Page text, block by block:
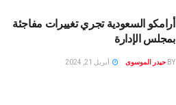
أرامكو السعودية تجري تغييرات مفاجئة
بمجلس الإدارة
BY حيدر الموسوى أبريل 21, 2024